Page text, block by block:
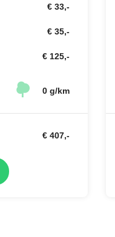
€ 33,-
€ 35,-
€ 125,-
0 g/km
€ 407,-